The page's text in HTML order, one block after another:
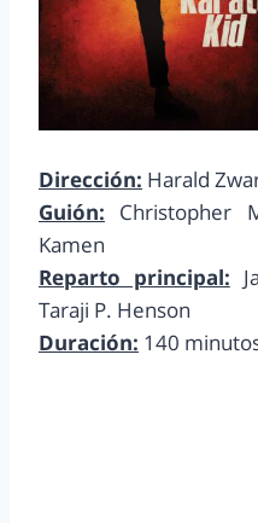
Dirección: Harald
Guión: Christopher
Kamen
Reparto principal:
Taraji P. Henson
Duración: 140